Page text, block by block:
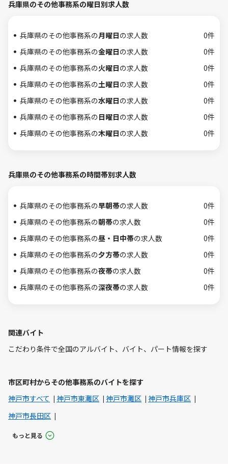
兵庫県のその他事務系の曜日別求人数
兵庫県のその他事務系の月曜日の求人数
0件
兵庫県のその他事務系の金曜日の求人数
0件
兵庫県のその他事務系の火曜日の求人数
0件
兵庫県のその他事務系の土曜日の求人数
0件
兵庫県のその他事務系の水曜日の求人数
0件
兵庫県のその他事務系の日曜日の求人数
0件
兵庫県のその他事務系の木曜日の求人数 0件
兵庫県のその他事務系の時間帯別求人数
兵庫県のその他事務系の早朝帯の求人数
0件
兵庫県のその他事務系の朝帯の求人数
0件
兵庫県のその他事務系の昼・日中帯の求人数
0件
兵庫県のその他事務系の夕方帯の求人数
0件
兵庫県のその他事務系の夜帯の求人数
0件
兵庫県のその他事務系の深夜帯の求人数 0件
関連バイト
こだわり条件で全国のアルバイト、バイト、パート情報を探す
市区町村からその他事務系のバイトを探す
神戸市すべて
神戸市東灘区 神戸市灘区
神戸市兵庫区
神戸市長田区
もっと見る